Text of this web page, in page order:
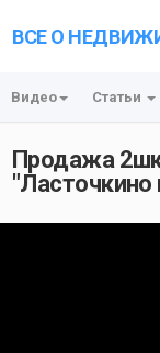
ВСЕ О
Видео Статьи
Продажа
"Ласточкино